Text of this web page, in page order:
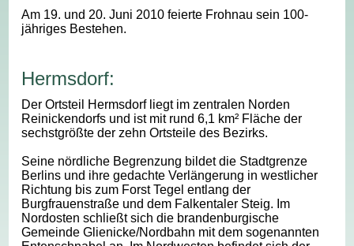
Am 19. und 20. Juni 2010 feierte Frohnau sein 100-
jähriges Bestehen.
Hermsdorf:
Der Ortsteil Hermsdorf liegt im zentralen Norden
Reinickendorfs und ist mit rund 6,1 km² Fläche der
sechstgrößte der zehn Ortsteile des Bezirks.
Seine nördliche Begrenzung bildet die Stadtgrenze
Berlins und ihre gedachte Verlängerung in westlicher
Richtung bis zum Forst Tegel entlang der
Burgfrauenstraße und dem Falkentaler Steig. Im
Nordosten schließt sich die brandenburgische
Gemeinde Glienicke/Nordbahn mit dem sogenannten